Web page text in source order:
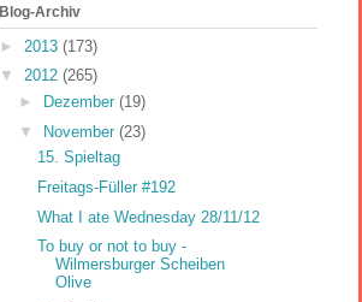
Blog-Archiv
► 2013 (173)
▼ 2012 (265)
►
Dezember (19)
▼ November (23)
15. Spieltag
Freitags-Füller #192
What I ate Wednesday 28/11/12
To buy or not to buy -
Wilmersburger Scheiben
Olive